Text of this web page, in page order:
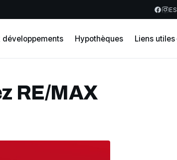
ES
développements Hypothèques Liens utiles
RE/MAX